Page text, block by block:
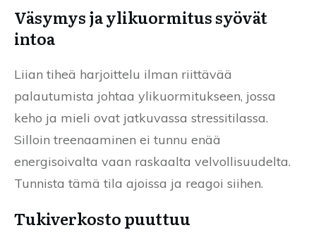
Väsymys ja ylikuormitus syövät
intoa
Liian tiheä harjoittelu ilman riittävää
palautumista johtaa ylikuormitukseen, jossa
keho ja mieli ovat jatkuvassa stressitilassa.
Silloin treenaaminen ei tunnu enää
energisoivalta vaan raskaalta velvollisuudelta.
Tunnista tämä tila ajoissa ja reagoi siihen.
Tukiverkosto puuttuu